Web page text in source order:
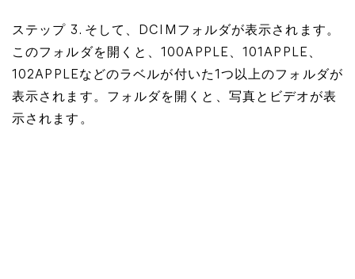
ステップ 3. そして、DCIMフォルダが表示されます。
このフォルダを開くと、100APPLE、101APPLE、
102APPLEなどのラベルが付いた1つ以上のフォルダが
表示されます。フォルダを開くと、写真とビデオが表
示されます。